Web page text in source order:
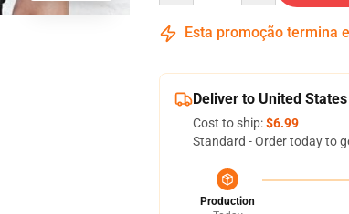
Esta promoção termina
Deliver to United States
Cost to ship:$6.99
Standard - Order today to
Production